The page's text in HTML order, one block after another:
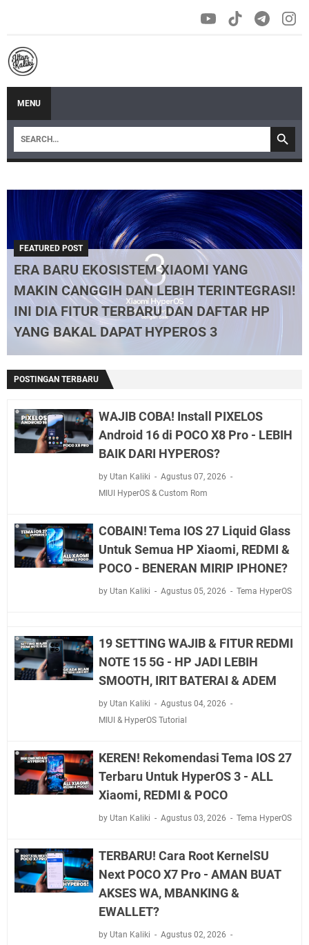
MENU
FEATURED POST
ERA BARU EKOSISTEM XIAOMI YANG
MAKIN CANGGIH DAN LEBIH TERINTEGRASI!
INI DIA FITUR TERBARU DAN DAFTAR HP
YANG BAKAL DAPAT HYPEROS 3
POSTINGAN TERBARU
WAJIB COBA! Install PIXELOS
Android 16 di POCO X8 Pro - LEBIH
BAIK DARI HYPEROS?
by Utan Kaliki
Agustus 07, 2026
MIUI HyperOS & Custom Rom
COBAIN! Tema IOS 27 Liquid Glass
Untuk Semua HP Xiaomi, REDMI &
POCO - BENERAN MIRIP IPHONE?
by Utan Kaliki Agustus 05, 2026 Tema HyperOS
19 SETTING WAJIB & FITUR REDMI
NOTE 15 5G - HP JADI LEBIH
SMOOTH, IRIT BATERAI & ADEM
by Utan Kaliki
Agustus 04, 2026
MIUI & HyperOS Tutorial
KEREN! Rekomendasi Tema IOS 27
Terbaru Untuk HyperOS 3 - ALL
Xiaomi, REDMI & POCO
by Utan Kaliki Agustus 03, 2026 Tema HyperOS
TERBARU! Cara Root KernelSU
Next POCO X7 Pro - AMAN BUAT
AKSES WA, MBANKING &
EWALLET?
by Utan Kaliki
Agustus 02, 2026